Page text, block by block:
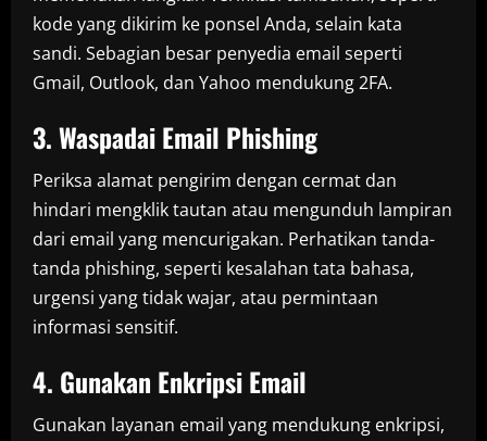
kode yang dikirim ke ponsel Anda, selain kata
sandi. Sebagian besar penyedia email seperti
Gmail, Outlook, dan Yahoo mendukung 2FA.
3. Waspadai Email Phishing
Periksa alamat pengirim dengan cermat dan
hindari mengklik tautan atau mengunduh lampiran
dari email yang mencurigakan. Perhatikan tanda-
tanda phishing, seperti kesalahan tata bahasa,
urgensi yang tidak wajar, atau permintaan
informasi sensitif.
4. Gunakan Enkripsi Email
Gunakan layanan email yang mendukung enkripsi,